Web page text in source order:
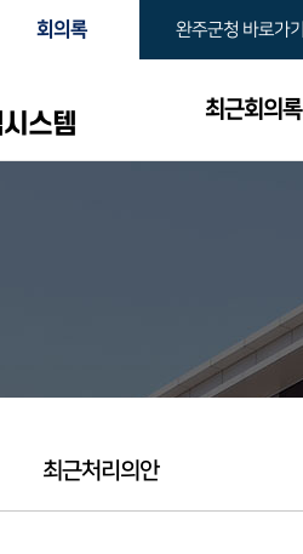
회의록 완주군청 바로가기
스템 최근회의록
최근처리의안